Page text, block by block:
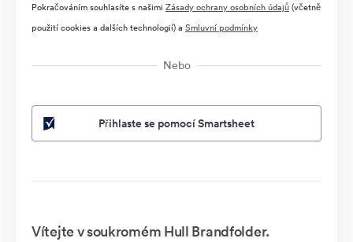
Pokračováním souhlasíte s našimi Zásady ochrany osobních údajů(včetně
použití cookies a dalších technologií) a Smluvní podmínky
Nebo
Přihlaste se pomocí Smartsheet
Vítejte v soukromém Hull Brandfolder.